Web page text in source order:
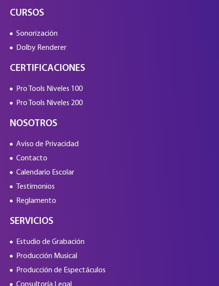
CURSOS
Sonorización
Dolby Renderer
CERTIFICACIONES
Pro Tools Niveles 100
Pro Tools Niveles 200
NOSOTROS
Aviso de Privacidad
Contacto
Calendario Escolar
Testimonios
Reglamento
SERVICIOS
Estudio de Grabación
Producción Musical
Producción de Espectáculos
Consultoría Legal